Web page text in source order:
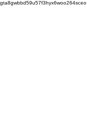
gta8gwbbd59u57f3hyx6woo264sceo